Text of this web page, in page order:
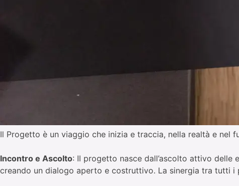
Il Progetto è un viaggio che inizia e traccia, nella realtà e nel
Incontro e Ascolto: Il progetto nasce dall’ascolto attivo
creando un dialogo aperto e costruttivo. La sinergia tra tutti